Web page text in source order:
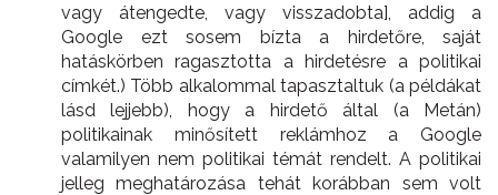
vagy átengedte, vagy visszadobta], addig a
Google ezt sosem bízta a hirdetőre, saját
hatáskörben ragasztotta a hirdetésre a politikai
címkét.) Több alkalommal tapasztaltuk (a példákat
lásd lejjebb), hogy a hirdető által (a Metán)
politikainak minősített reklámhoz a Google
valamilyen nem politikai témát rendelt. A politikai
jelleg meghatározása tehát korábban sem volt